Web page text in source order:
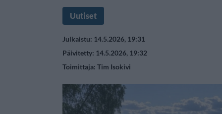
Uutiset
Julkaistu: 14.5.2026, 19:31
Päivitetty: 14.5.2026, 19:32
Toimittaja: Tim Isokivi